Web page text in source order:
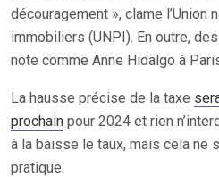
découragement », clame
immobiliers (UNPI). En outre,
note comme Anne Hidalgo à
La hausse précise de la taxe
prochain pour 2024 et rien
à la baisse le taux, mais cela ne
pratique.